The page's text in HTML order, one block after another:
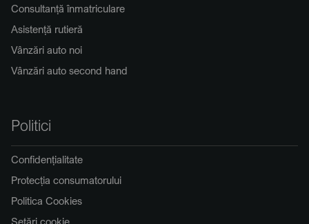
Consultanță înmatriculare
Asistență rutieră
Vânzări auto noi
Vânzări auto second hand
Politici
Confidențialitate
Protecția consumatorului
Politica Cookies
Setări cookie